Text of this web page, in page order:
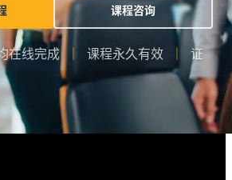
课程咨询
在线完成 ｜ 课程永久有效 ｜
证